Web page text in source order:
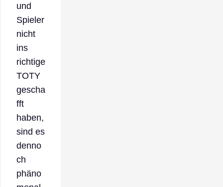
und
Spieler
nicht
ins
richtige
TOTY
gescha
fft
haben,
sind es
denno
ch
phäno